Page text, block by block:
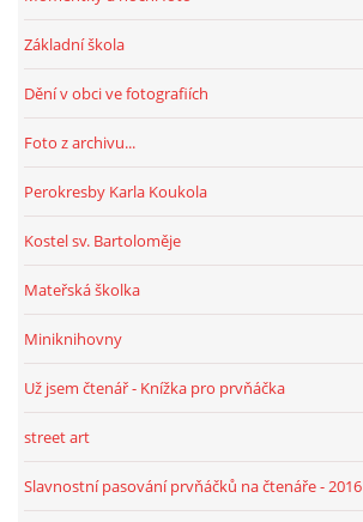
Nahoru ↑
Základní škola
Dění v obci ve fotografiích
Foto z archivu...
Perokresby Karla Koukola
Kostel sv. Bartoloměje
Mateřská školka
Miniknihovny
Už jsem čtenář - Knížka pro prvňáčka
street art
Slavnostní pasování prvňáčků na čtenáře - 2016